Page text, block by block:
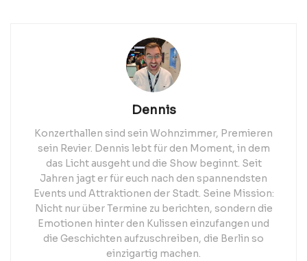
Dennis
Konzerthallen sind sein Wohnzimmer, Premieren
sein Revier. Dennis lebt für den Moment, in dem
das Licht ausgeht und die Show beginnt. Seit
Jahren jagt er für euch nach den spannendsten
Events und Attraktionen der Stadt. Seine Mission:
Nicht nur über Termine zu berichten, sondern die
Emotionen hinter den Kulissen einzufangen und
die Geschichten aufzuschreiben, die Berlin so
einzigartig machen.